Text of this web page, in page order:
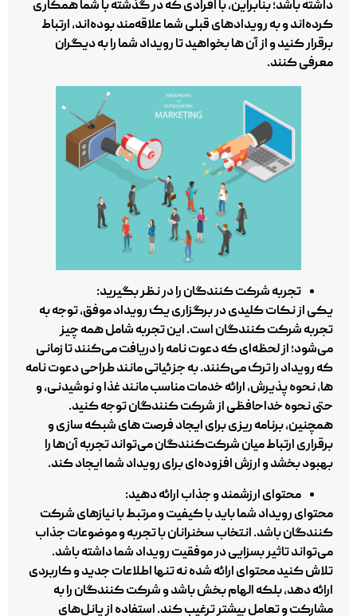
داشته باشد؛ بنابراین، با افرادی که در گذشته با شما همکاری
کرده‌اند و به رویدادهای قبلی شما علاقه‌مند بوده‌اند، ارتباط
برقرار کنید و از آن‌ ها بخواهید تا رویداد شما را به دیگران
معرفی کنند.
تجربه شرکت‌ کنندگان را در نظر بگیرید:
یکی از نکات کلیدی در برگزاری یک رویداد موفق، توجه به
تجربه شرکت‌ کنندگان است. این تجربه شامل همه چیز
می‌شود؛ از لحظه‌ای که دعوت‌ نامه را دریافت می‌کنند تا زمانی
که رویداد را ترک می‌کنند. به جزئیاتی مانند طراحی دعوت‌ نامه‌
ها، نحوه پذیرش، ارائه خدمات مناسب مانند غذا و نوشیدنی، و
حتی نحوه خداحافظی از شرکت‌ کنندگان توجه کنید.
همچنین، برنامه‌ ریزی برای ایجاد فرصت‌ های شبکه‌ سازی و
برقراری ارتباط میان شرکت‌کنندگان می‌تواند تجربه آن‌ها را
بهبود بخشد و ارزش افزوده‌ای برای رویداد شما ایجاد کند.
محتوای ارزشمند و جذاب ارائه دهید:
محتوای رویداد شما باید با کیفیت و مرتبط با نیازهای شرکت‌
کنندگان باشد. انتخاب سخنرانان با تجربه و موضوعات جذاب
می‌تواند تاثیر بسزایی در موفقیت رویداد شما داشته باشد.
تلاش کنید محتوای ارائه شده نه تنها اطلاعات جدید و کاربردی
ارائه دهد، بلکه الهام‌ بخش باشد و شرکت‌ کنندگان را به
مشارکت و تعامل بیشتر ترغیب کند. استفاده از پانل‌های